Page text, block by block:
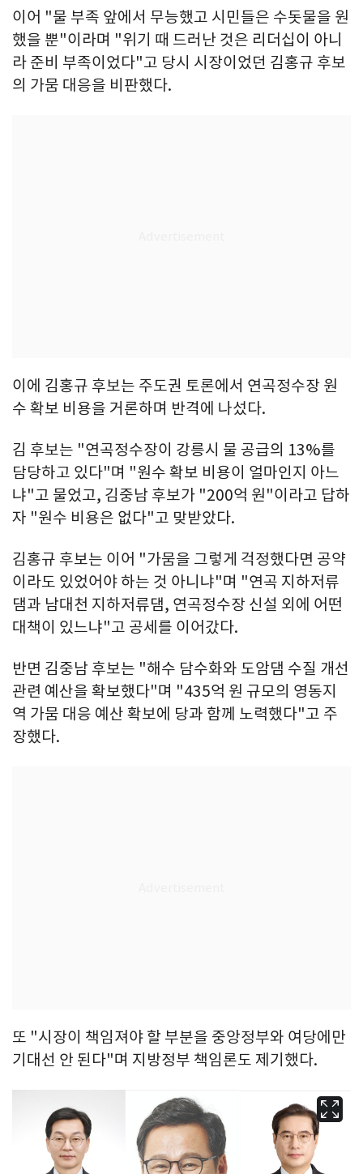
이어 "물 부족 앞에서 무능했고 시민들은 수돗물을 원
했을 뿐"이라며 "위기 때 드러난 것은 리더십이 아니
라 준비 부족이었다"고 당시 시장이었던 김홍규 후보
의 가뭄 대응을 비판했다.
이에 김홍규 후보는 주도권 토론에서 연곡정수장 원
수 확보 비용을 거론하며 반격에 나섰다.
김 후보는 "연곡정수장이 강릉시 물 공급의 13%를
담당하고 있다"며 "원수 확보 비용이 얼마인지 아느
냐"고 물었고, 김중남 후보가 "200억 원"이라고 답하
자 "원수 비용은 없다"고 맞받았다.
김홍규 후보는 이어 "가뭄을 그렇게 걱정했다면 공약
이라도 있었어야 하는 것 아니냐"며 "연곡 지하저류
댐과 남대천 지하저류댐, 연곡정수장 신설 외에 어떤
대책이 있느냐"고 공세를 이어갔다.
반면 김중남 후보는 "해수 담수화와 도암댐 수질 개선
관련 예산을 확보했다"며 "435억 원 규모의 영동지
역 가뭄 대응 예산 확보에 당과 함께 노력했다"고 주
장했다.
또 "시장이 책임져야 할 부분을 중앙정부와 여당에만
기대선 안 된다"며 지방정부 책임론도 제기했다.